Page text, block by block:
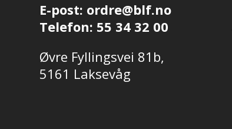
E-post: ordre@blf.no
Telefon: 55 34 32 00
Øvre Fyllingsvei 81b,
5161 Laksevåg